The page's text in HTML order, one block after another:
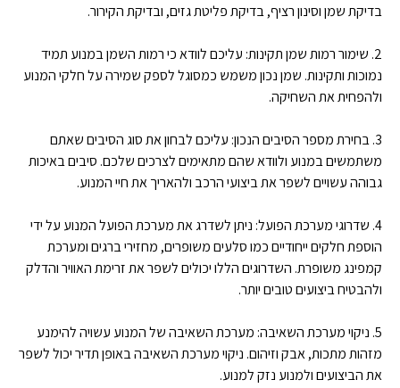
בדיקת שמן וסינון רציף, בדיקת פליטת גזים, ובדיקת הקירור.
2. שימור רמות שמן תקינות: עליכם לוודא כי רמות השמן במנוע תמיד
נמוכות ותקינות. שמן נכון משמש כמסוגל לספק שמירה על חלקי המנוע
ולהפחית את השחיקה.
3. בחירת מספר הסיבים הנכון: עליכם לבחון את סוג הסיבים שאתם
משתמשים במנוע ולוודא שהם מתאימים לצרכים שלכם. סיבים באיכות
גבוהה עשויים לשפר את ביצועי הרכב ולהאריך את חיי המנוע.
4. שדרוגי מערכת הפועל: ניתן לשדרג את מערכת הפועל המנוע על ידי
הוספת חלקים ייחודיים כמו סלעים משופרים, מחזירי ברגים ומערכת
קמפינג משופרת. השדרוגים הללו יכולים לשפר את זרימת האוויר והדלק
ולהבטיח ביצועים טובים יותר.
5. ניקוי מערכת השאיבה: מערכת השאיבה של המנוע עשויה להימנע
מזהות מתכות, אבק וזיהום. ניקוי מערכת השאיבה באופן תדיר יכול לשפר
את הביצועים ולמנוע נזק למנוע.